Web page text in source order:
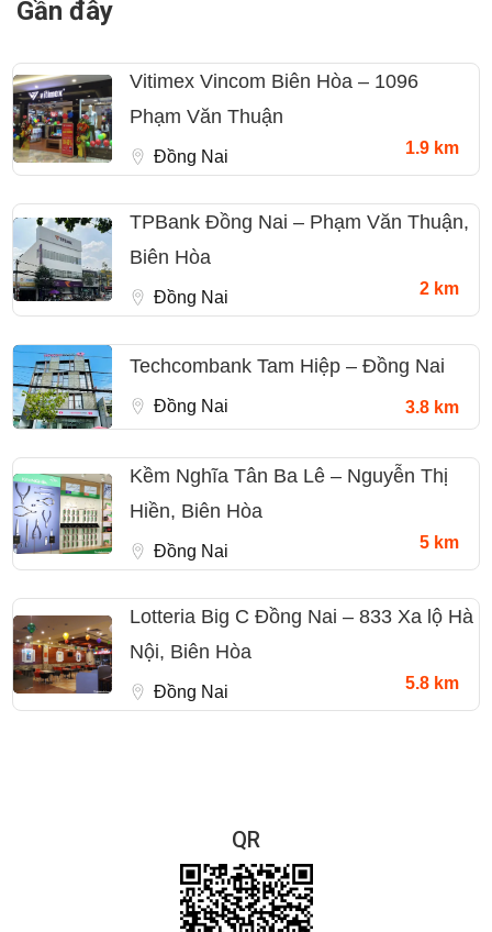
Gần đây
Vitimex Vincom Biên Hòa – 1096
Phạm Văn Thuận
Đồng Nai 1.9 km
TPBank Đồng Nai – Phạm Văn Thuận,
Biên Hòa
Đồng Nai 2 km
Techcombank Tam Hiệp – Đồng Nai
Đồng Nai 3.8 km
Kềm Nghĩa Tân Ba Lê – Nguyễn Thị
Hiền, Biên Hòa
Đồng Nai 5 km
Lotteria Big C Đồng Nai – 833 Xa lộ Hà
Nội, Biên Hòa
Đồng Nai 5.8 km
QR